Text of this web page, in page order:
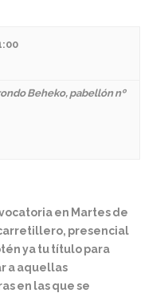
Beheko, pabellón nº
en Martes de
presencial
ya tu título para
a aquellas
en las que se